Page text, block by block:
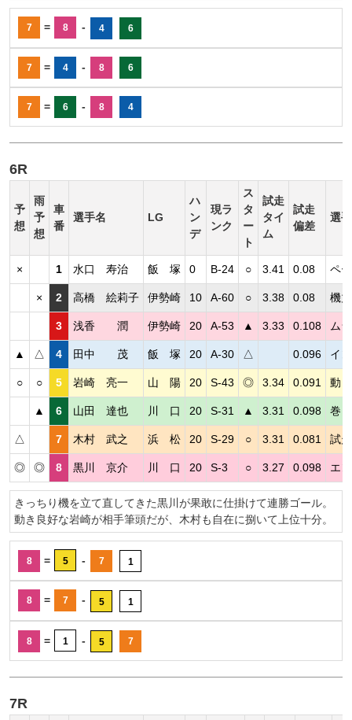
7 = 8 - 4 6
7 = 4 - 8 6
7 = 6 - 8 4
6R
予
想
雨
予
想
車
番
選手名 LG
ハ
ン
デ
現ラ
ンク
ス
タ
ー
ト
試走
タイ
ム
試走
偏差
選
× 1 水口 寿治 飯 塚 0 B-24 ○ 3.41 0.08 ペ
× 2 高橋 絵莉子 伊勢崎 10 A-60 ○ 3.38 0.08 機
3 浅香 潤 伊勢崎 20 A-53 ▲ 3.33 0.108 ム
▲ △ 4 田中 茂 飯 塚 20 A-30 △ 0.096 イ
○ ○ 5 岩崎 亮一 山 陽 20 S-43 ◎ 3.34 0.091 動
▲ 6 山田 達也 川 口 20 S-31 ▲ 3.31 0.098 巻
△ 7 木村 武之 浜 松 20 S-29 ○ 3.31 0.081 試
◎ ◎ 8 黒川 京介 川 口 20 S-3 ○ 3.27 0.098 エ
きっちり機を立て直してきた黒川が果敢に仕掛けて連勝ゴール。
動き良好な岩崎が相手筆頭だが、木村も自在に捌いて上位十分。
8 = 5 - 7 1
8 = 7 - 5 1
8 = 1 - 5 7
7R